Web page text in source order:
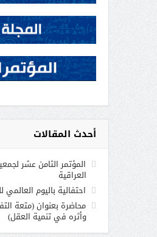
أحدث المقالات
المؤتمر الثامن عشر
العراقية
احتفالية باليوم العالمي
محاضرة بعنوان (متعة
وأثره في تنمية العقل)